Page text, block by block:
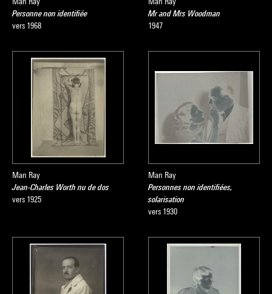
Personne non identifiée
vers 1968
Mr and Mrs Woodman
1947
Man Ray
Jean-Charles Worth nu de dos
vers 1925
Man Ray
Personnes non identifiées,
solarisation
vers 1930